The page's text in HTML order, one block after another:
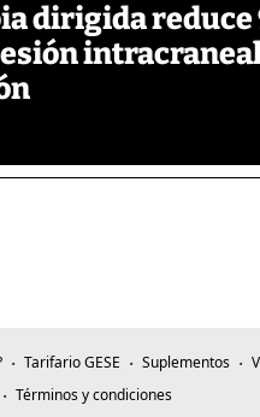
dirigida reduce
Tarifario GESE Suplementos
Términos y condiciones